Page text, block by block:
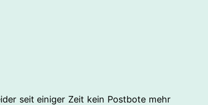
seit einiger Zeit kein Postbote mehr